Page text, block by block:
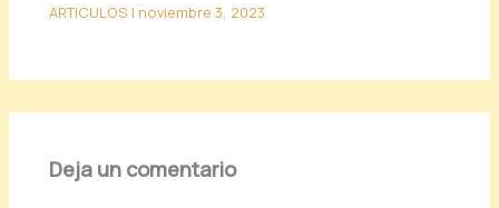
ARTICULOS | noviembre 3, 2023
Deja un comentario